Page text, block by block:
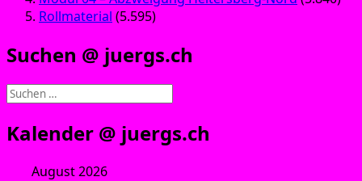
Rollmaterial (5.595)
Suchen @ juergs.ch
Suchen
Kalender @ juergs.ch
August 2026